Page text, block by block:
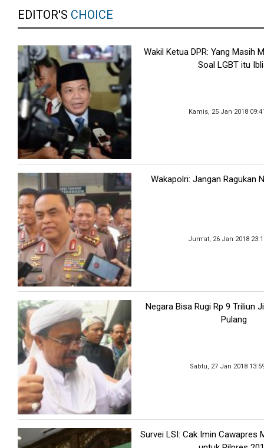
EDITOR'S CHOICE
Wakil Ketua DPR: Yang Masih
Soal LGBT itu
Kamis, 25 Jan 2018
Wakapolri: Jangan Ragukan
Jum'at, 26 Jan 2018
Negara Bisa Rugi Rp 9 Triliun
Pulang
Sabtu, 27 Jan 2018
Survei LSI: Cak Imin Cawapres